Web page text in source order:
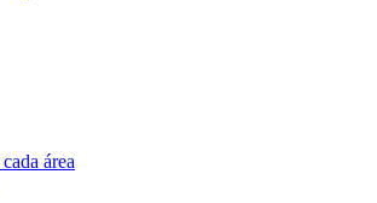
área